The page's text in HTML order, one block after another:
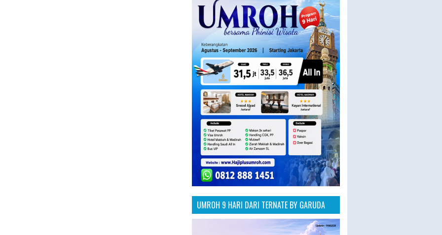
UMROH 9 HARI DARI TERNATE BY GARUDA